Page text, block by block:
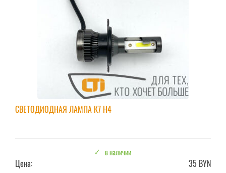
CВЕТОДИОДНАЯ ЛАМПА К7 H4
в наличии
Цена:
35 BYN